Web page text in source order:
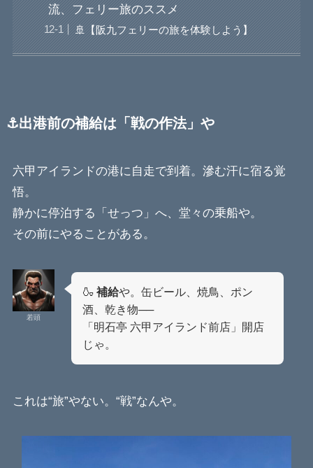
流、フェリー旅のススメ
🚢【阪九フェリーの旅を体験しよう】
⚓出港前の補給は「戦の作法」や
六甲アイランドの港に自走で到着。滲む汗に宿る覚
悟。
静かに停泊する「せっつ」へ、堂々の乗船や。
その前にやることがある。
若頭
🍶補給や。缶ビール、焼鳥、ポン
酒、乾き物──
「明石亭 六甲アイランド前店」開店
じゃ。
これは“旅”やない。“戦”なんや。